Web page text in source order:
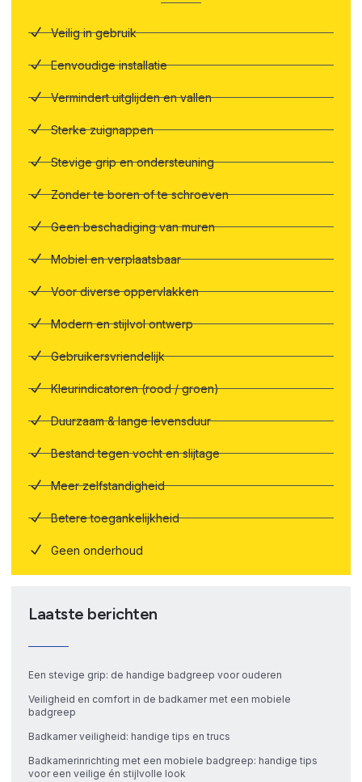
Veilig in gebruik
Eenvoudige installatie
Vermindert uitglijden en vallen
Sterke zuignappen
Stevige grip en ondersteuning
Zonder te boren of te schroeven
Geen beschadiging van muren
Mobiel en verplaatsbaar
Voor diverse oppervlakken
Modern en stijlvol ontwerp
Gebruikersvriendelijk
Kleurindicatoren (rood / groen)
Duurzaam & lange levensduur
Bestand tegen vocht en slijtage
Meer zelfstandigheid
Betere toegankelijkheid
Geen onderhoud
Laatste berichten
Een stevige grip: de handige badgreep voor ouderen
Veiligheid en comfort in de badkamer met een mobiele
badgreep
Badkamer veiligheid: handige tips en trucs
Badkamerinrichting met een mobiele badgreep: handige tips
voor een veilige én stijlvolle look